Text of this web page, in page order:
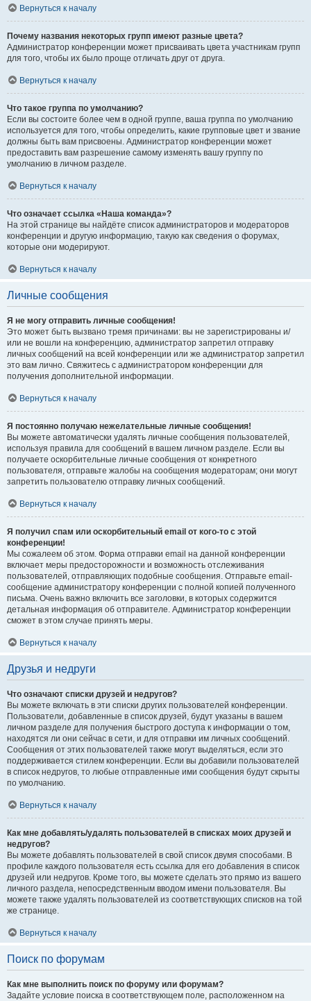
Вернуться к началу
Почему названия некоторых групп имеют разные цвета?
Администратор конференции может присваивать цвета участникам групп
для того, чтобы их было проще отличать друг от друга.
Вернуться к началу
Что такое группа по умолчанию?
Если вы состоите более чем в одной группе, ваша группа по умолчанию
используется для того, чтобы определить, какие групповые цвет и звание
должны быть вам присвоены. Администратор конференции может
предоставить вам разрешение самому изменять вашу группу по
умолчанию в личном разделе.
Вернуться к началу
Что означает ссылка «Наша команда»?
На этой странице вы найдёте список администраторов и модераторов
конференции и другую информацию, такую как сведения о форумах,
которые они модерируют.
Вернуться к началу
Личные сообщения
Я не могу отправить личные сообщения!
Это может быть вызвано тремя причинами: вы не зарегистрированы и/
или не вошли на конференцию, администратор запретил отправку
личных сообщений на всей конференции или же администратор запретил
это вам лично. Свяжитесь с администратором конференции для
получения дополнительной информации.
Вернуться к началу
Я постоянно получаю нежелательные личные сообщения!
Вы можете автоматически удалять личные сообщения пользователей,
используя правила для сообщений в вашем личном разделе. Если вы
получаете оскорбительные личные сообщения от конкретного
пользователя, отправьте жалобы на сообщения модераторам; они могут
запретить пользователю отправку личных сообщений.
Вернуться к началу
Я получил спам или оскорбительный email от кого-то с этой
конференции!
Мы сожалеем об этом. Форма отправки email на данной конференции
включает меры предосторожности и возможность отслеживания
пользователей, отправляющих подобные сообщения. Отправьте email-
сообщение администратору конференции с полной копией полученного
письма. Очень важно включить все заголовки, в которых содержится
детальная информация об отправителе. Администратор конференции
сможет в этом случае принять меры.
Вернуться к началу
Друзья и недруги
Что означают списки друзей и недругов?
Вы можете включать в эти списки других пользователей конференции.
Пользователи, добавленные в список друзей, будут указаны в вашем
личном разделе для получения быстрого доступа к информации о том,
находятся ли они сейчас в сети, и для отправки им личных сообщений.
Сообщения от этих пользователей также могут выделяться, если это
поддерживается стилем конференции. Если вы добавили пользователей
в список недругов, то любые отправленные ими сообщения будут скрыты
по умолчанию.
Вернуться к началу
Как мне добавлять/удалять пользователей в списках моих друзей и
недругов?
Вы можете добавлять пользователей в свой список двумя способами. В
профиле каждого пользователя есть ссылка для его добавления в список
друзей или недругов. Кроме того, вы можете сделать это прямо из вашего
личного раздела, непосредственным вводом имени пользователя. Вы
можете также удалять пользователей из соответствующих списков на той
же странице.
Вернуться к началу
Поиск по форумам
Как мне выполнить поиск по форуму или форумам?
Задайте условие поиска в соответствующем поле, расположенном на